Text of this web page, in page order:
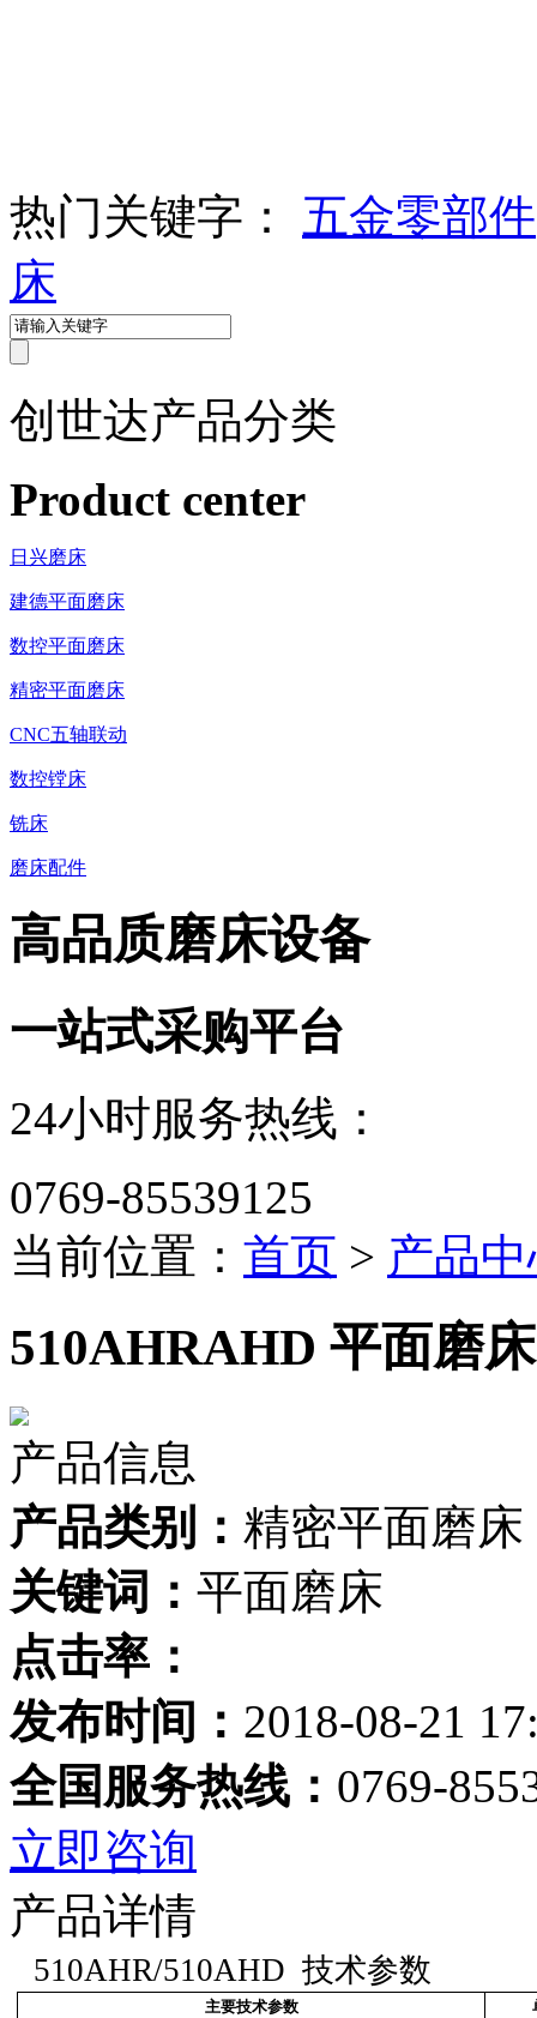
热门关键字：
五金零部件
床
创世达产品分类
Product center
日兴磨床
建德平面磨床
数控平面磨床
精密平面磨床
CNC五轴联动
数控镗床
铣床
磨床配件
高品质磨床设备
一站式采购平台
24小时服务热线：
0769-85539125
当前位置： 首页 > 产品
510AHRAHD 平面磨床
产品信息
产品类别： 精密平面磨床
关键词： 平面磨床
点击率：
发布时间： 2018-08-21
全国服务热线： 0769-
立即咨询
产品详情
510AHR/510AHD 技术参数
主要技术参数